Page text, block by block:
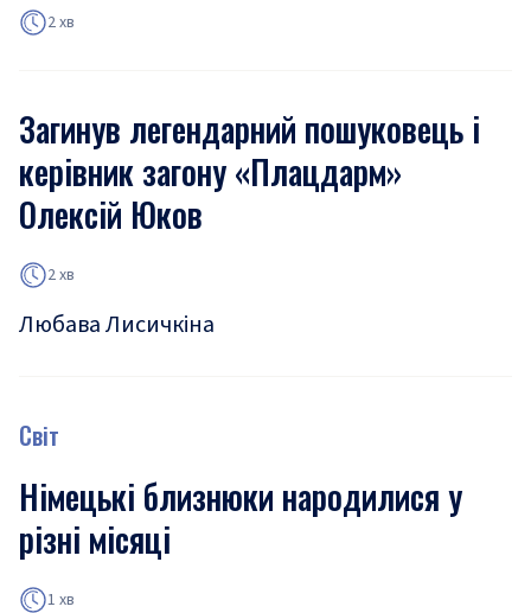
2 хв
Загинув легендарний пошуковець і
керівник загону «Плацдарм»
Олексій Юков
2 хв
Любава Лисичкіна
Світ
Німецькі близнюки народилися у
різні місяці
1 хв